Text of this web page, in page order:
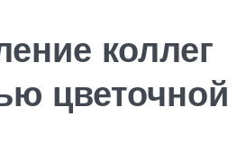
коллег
цветочной